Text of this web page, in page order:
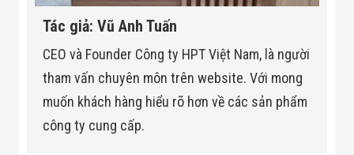
Tác giả: Vũ Anh Tuấn
CEO và Founder Công ty HPT Việt Nam, là người
tham vấn chuyên môn trên website. Với mong
muốn khách hàng hiểu rõ hơn về các sản phẩm
công ty cung cấp.